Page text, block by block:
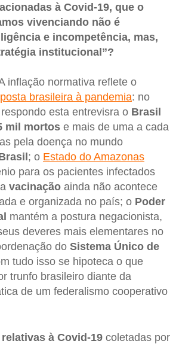
à Covid-19, que o
vivenciando não é
e incompetência, mas,
institucional”?
inflação normativa reflete o
brasileira à pandemia: no
esta entrevisra o Brasil
mil mortos e mais de uma a cada
pela doença no mundo
; o Estado do Amazonas
para os pacientes infectados
vacinação ainda não acontece
e organizada no país; o Poder
mantém a postura negacionista,
deveres mais elementares no
do Sistema Único de
tudo isso se hipoteca o que
trunfo brasileiro diante da
de um federalismo cooperativo
à Covid-19 coletadas por